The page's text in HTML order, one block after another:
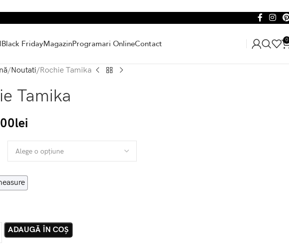
Black FridayMagazinProgramari OnlineContact 0
Noutati Rochie Tamika
Tamika
lei
ADAUGĂ ÎN COȘ